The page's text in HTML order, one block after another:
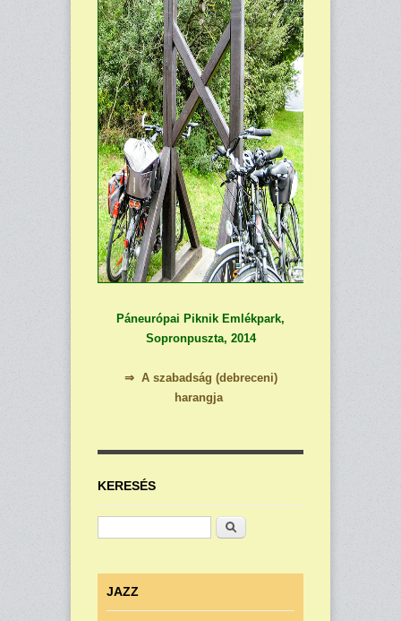
Páneurópai Piknik Emlékpark,
Sopronpuszta, 2014
⇒ A szabadság (debreceni)
harangja
KERESÉS
Keresés
JAZZ